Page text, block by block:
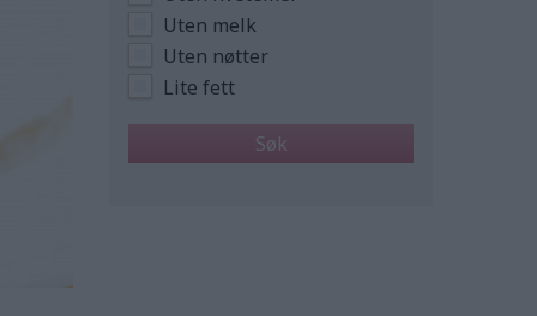
Uten melk
Uten nøtter
Lite fett